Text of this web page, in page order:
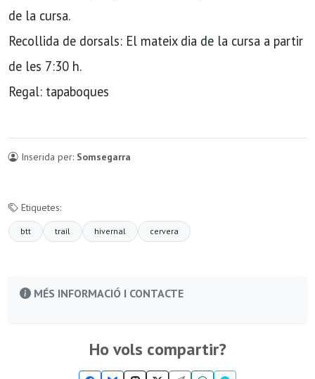
de la cursa.
Recollida de dorsals: El mateix dia de la cursa a partir
de les 7:30 h.
Regal: tapaboques
Inserida per: Somsegarra
Etiquetes:
btt trail hivernal cervera
MÉS INFORMACIÓ I CONTACTE
Ho vols compartir?